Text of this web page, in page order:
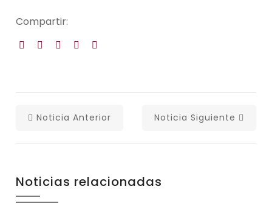
Compartir:
Noticia Anterior Noticia Siguiente
Noticias relacionadas